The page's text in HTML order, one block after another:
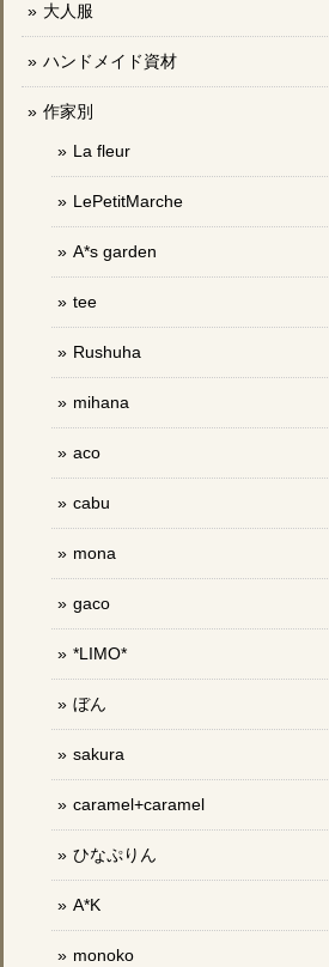
大人服
ハンドメイド資材
作家別
La fleur
LePetitMarche
A*s garden
tee
Rushuha
mihana
aco
cabu
mona
gaco
*LIMO*
ぼん
sakura
caramel+caramel
ひなぷりん
A*K
monoko